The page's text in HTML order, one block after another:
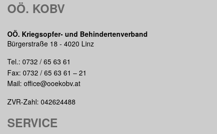
OÖ. KOBV
OÖ. Kriegsopfer- und Behindertenverband
Bürgerstraße 18 - 4020 Linz
Tel.: 0732 / 65 63 61
Fax: 0732 / 65 63 61 – 21
Mail: office@ooekobv.at
ZVR-Zahl: 042624488
SERVICE